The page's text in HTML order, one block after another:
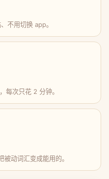
不用切换 app。
每次只花 2 分钟。
动词汇变成能用的。